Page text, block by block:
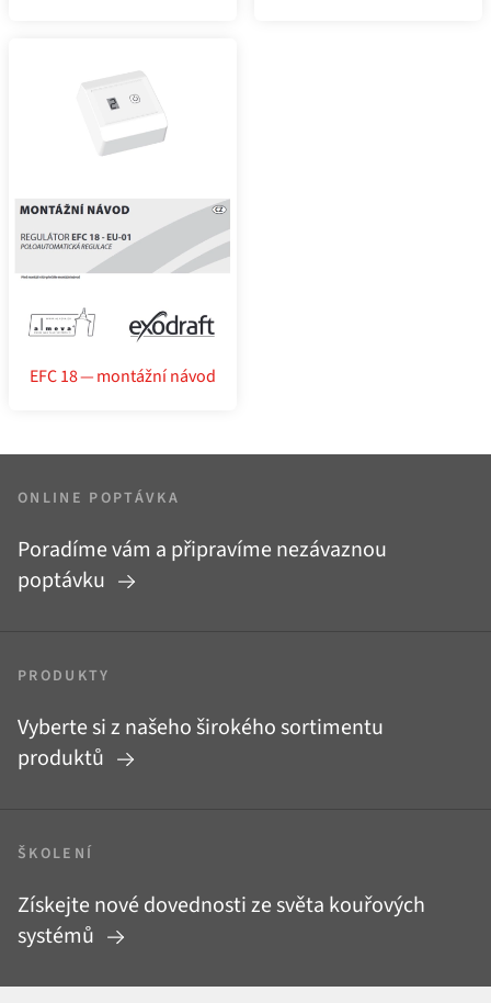
EFC 18 — montážní návod
ONLINE POPTÁVKA
Poradíme vám a připravíme nezávaznou
poptávku
PRODUKTY
Vyberte si z našeho širokého sortimentu
produktů
ŠKOLENÍ
Získejte nové dovednosti ze světa kouřových
systémů